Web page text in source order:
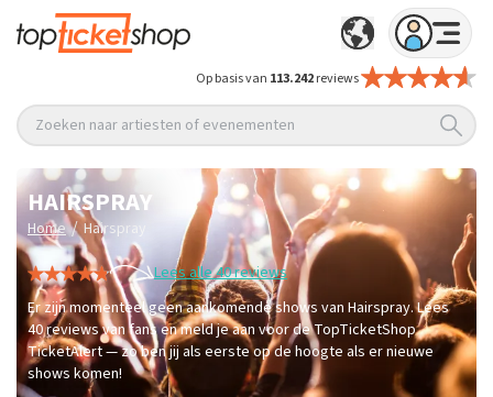
Op basis van 113.242reviews
Zoeken naar artiesten of evenementen
HAIRSPRAY
Home / Hairspray
Lees alle 40 reviews
Er zijn momenteel geen aankomende shows van Hairspray. Lees
40 reviews van fans en meld je aan voor de TopTicketShop
TicketAlert — zo ben jij als eerste op de hoogte als er nieuwe
shows komen!